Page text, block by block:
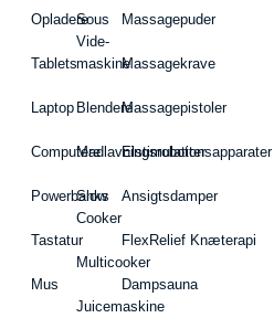
Opladere
Tablets
Laptop
Computere
Powerbanks
Tastatur
Mus
Sous
Vide-
maskine
Blendere
Madlavningsrobotter
Slow
Cooker
Multicooker
Juicemaskine
Massagepuder
Massagekrave
Massagepistoler
Elstimulationsapparater
Ansigtsdamper
FlexRelief Knæterapi
Dampsauna